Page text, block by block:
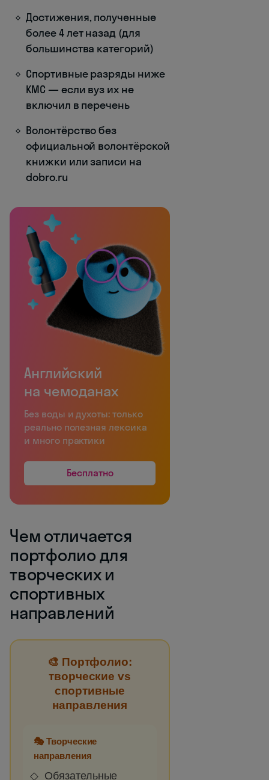
Достижения, полученные
более 4 лет назад (для
большинства категорий)
Спортивные разряды ниже
КМС — если вуз их не
включил в перечень
Волонтёрство без
официальной волонтёрской
книжки или записи на
dobro.ru
Английский
на чемоданах
Без воды и духоты: только
реально полезная лексика
и много практики
Бесплатно
Чем отличается
портфолио для
творческих и
спортивных
направлений
🎨 Портфолио:
творческие vs
спортивные
направления
🎭 Творческие
направления
Обязательные